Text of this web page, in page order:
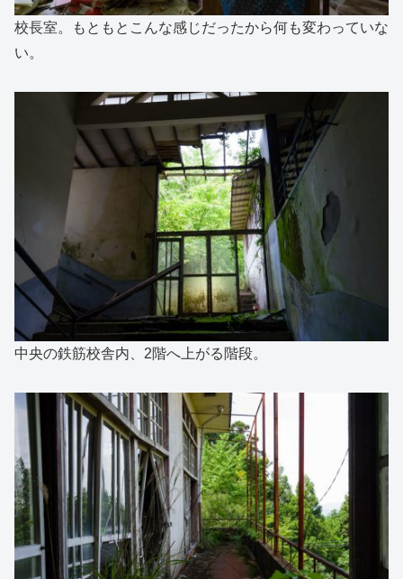
校長室。もともとこんな感じだったから何も変わっていな
い。
中央の鉄筋校舎内、2階へ上がる階段。